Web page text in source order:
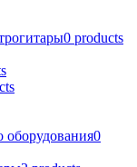
0 products
оборудования0